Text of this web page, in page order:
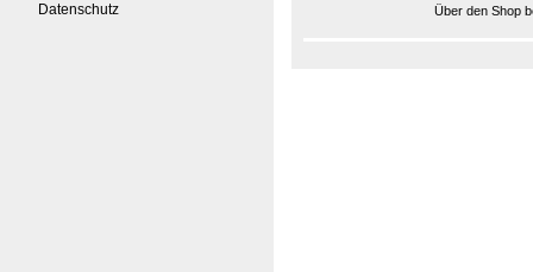
Datenschutz
Über den Shop